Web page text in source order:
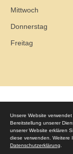
Mittwoch
Donnerstag
Freitag
© 2026 –
Unsere Website
Bereitstellung unserer
unserer Website erklären
diese verwenden. Weitere
Datenschutzerklärung